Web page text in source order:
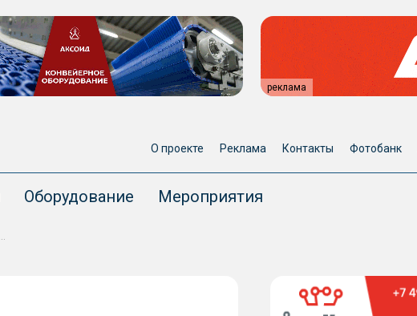
реклама
О проекте Реклама Контакты Фотобанк
Оборудование Мероприятия